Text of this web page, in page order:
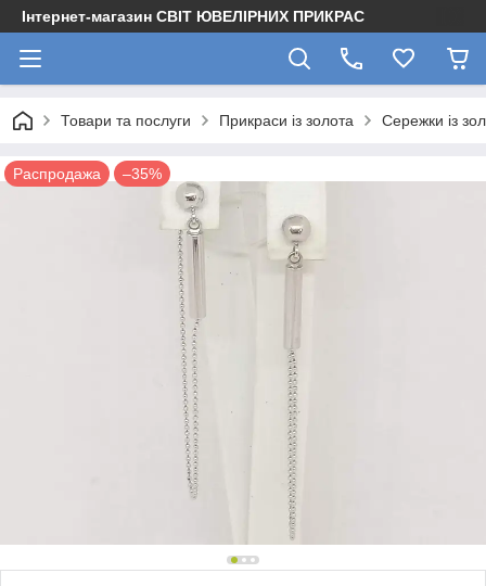
Інтернет-магазин СВІТ ЮВЕЛІРНИХ ПРИКРАС
Товари та послуги Прикраси із золота Сережки із
Распродажа –35%